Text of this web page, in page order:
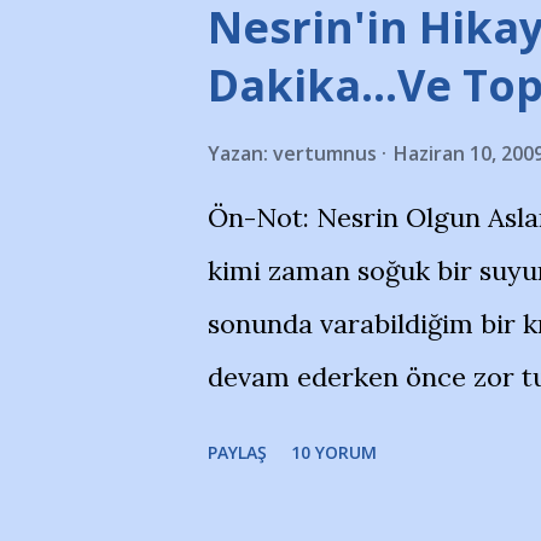
stadı önünde yaklaşık
takımlarının Futbol
görmek istemediklerini bir
bildiriyordu.. Bu grup
''Açık ve net olarak
yanısıra, bu takımlara ait
Bursa Büyükşehir
merkezlerini de
Nesrin'in
Dakika…Ve
Yazan: vertumnus Haziran 10,
Ön-Not: Nesrin Olgun
kimi zaman soğuk bir
sonunda varabildiğim bir
devam ederken önce zor
PAYLAŞ 10 YORUM